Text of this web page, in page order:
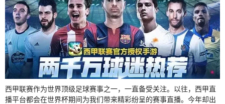
西甲联赛作为世界顶级足球赛事之一，一直备受关注。以往，西甲直
播平台都会在世界杯期间为我们带来精彩纷呈的赛事直播。今年却出